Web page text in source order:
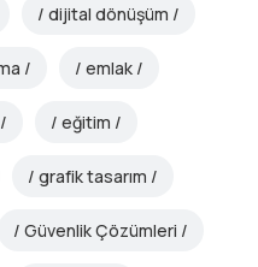
dijital dönüşüm
emlak
eğitim
grafik tasarım
Güvenlik Çözümleri